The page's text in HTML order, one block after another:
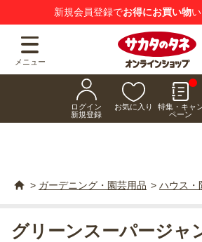
新規会員登録でお得にお買い物
メニュー
ログイン
新規登録
お気に入り
特集・キャ
ペーン
> ガーデニング・園芸用品 > ハウス・
グリーンスーパージャ